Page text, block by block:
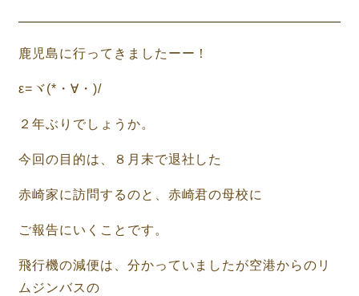
鹿児島に行ってきましたーー！
ε=ヾ(*・∀・)/
２年ぶりでしょうか。
今回の目的は、８月末で退社した
赤崎家に訪問するのと、赤崎君の母校に
ご報告にいくことです。
飛行機の減便は、分かっていましたが空港からのリ
ムジンバスの